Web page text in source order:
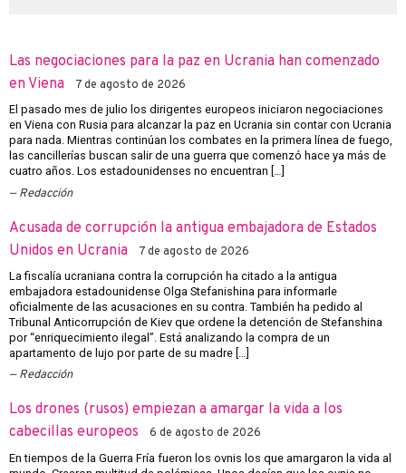
Las negociaciones para la paz en Ucrania han comenzado
en Viena
7 de agosto de 2026
El pasado mes de julio los dirigentes europeos iniciaron negociaciones
en Viena con Rusia para alcanzar la paz en Ucrania sin contar con Ucrania
para nada. Mientras continúan los combates en la primera línea de fuego,
las cancillerías buscan salir de una guerra que comenzó hace ya más de
cuatro años. Los estadounidenses no encuentran […]
Redacción
Acusada de corrupción la antigua embajadora de Estados
Unidos en Ucrania
7 de agosto de 2026
La fiscalía ucraniana contra la corrupción ha citado a la antigua
embajadora estadounidense Olga Stefanishina para informarle
oficialmente de las acusaciones en su contra. También ha pedido al
Tribunal Anticorrupción de Kiev que ordene la detención de Stefanshina
por “enriquecimiento ilegal”. Está analizando la compra de un
apartamento de lujo por parte de su madre […]
Redacción
Los drones (rusos) empiezan a amargar la vida a los
cabecillas europeos
6 de agosto de 2026
En tiempos de la Guerra Fría fueron los ovnis los que amargaron la vida al